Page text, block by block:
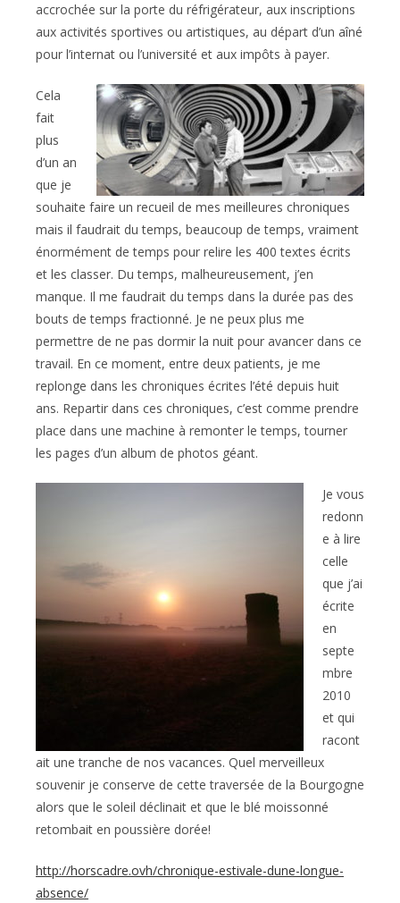
accrochée sur la porte du réfrigérateur, aux inscriptions
aux activités sportives ou artistiques, au départ d’un aîné
pour l’internat ou l’université et aux impôts à payer.
Cela
fait
plus
d’un an
que je
souhaite faire un recueil de mes meilleures chroniques
mais il faudrait du temps, beaucoup de temps, vraiment
énormément de temps pour relire les 400 textes écrits
et les classer. Du temps, malheureusement, j’en
manque. Il me faudrait du temps dans la durée pas des
bouts de temps fractionné. Je ne peux plus me
permettre de ne pas dormir la nuit pour avancer dans ce
travail. En ce moment, entre deux patients, je me
replonge dans les chroniques écrites l’été depuis huit
ans. Repartir dans ces chroniques, c’est comme prendre
place dans une machine à remonter le temps, tourner
les pages d’un album de photos géant.
Je vous
redonn
e à lire
celle
que j’ai
écrite
en
septe
mbre
2010
et qui
racont
ait une tranche de nos vacances. Quel merveilleux
souvenir je conserve de cette traversée de la Bourgogne
alors que le soleil déclinait et que le blé moissonné
retombait en poussière dorée!
http://horscadre.ovh/chronique-estivale-dune-longue-
absence/